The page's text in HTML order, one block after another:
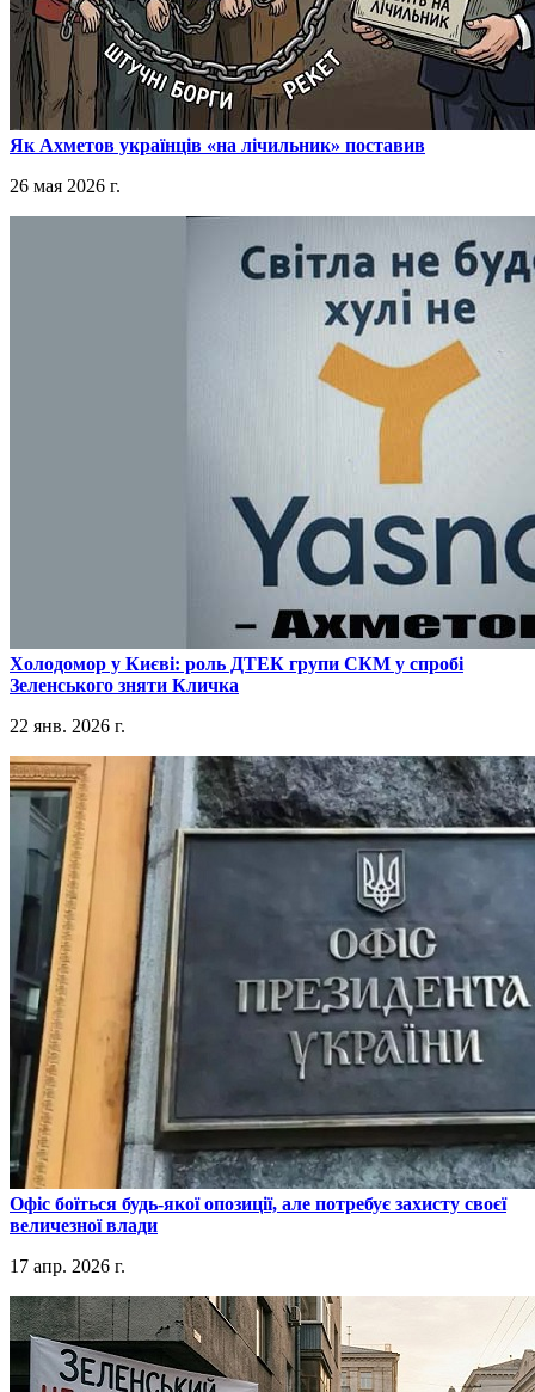
​Як Ахметов українців «на лічильник» поставив
26 мая 2026 г.
​Холодомор у Києві: роль ДТЕК групи СКМ у спробі
Зеленського зняти Кличка
22 янв. 2026 г.
​Офіс боїться будь-якої опозиції, але потребує захисту своєї
величезної влади
17 апр. 2026 г.